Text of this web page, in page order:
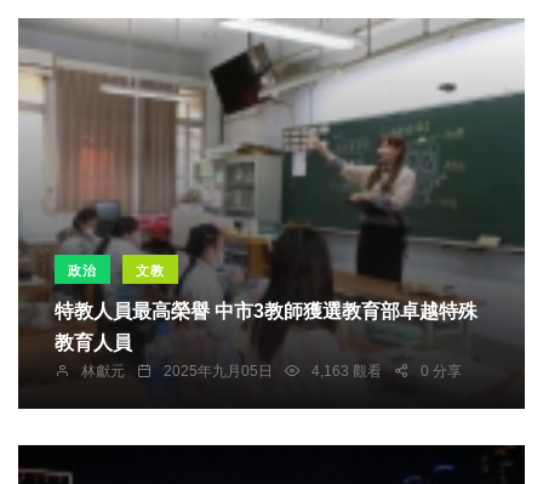
政治 文教
特教人員最高榮譽 中市3教師獲選教育部卓越特殊
教育人員
林獻元 2025年九月05日 4,163 觀看 0 分享